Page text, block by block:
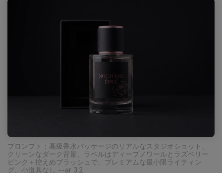
プロンプト：高級香水パッケージのリアルなスタジオショット、
クリーンなダーク背景、ラベルはディープノワールとラズベリー
ピンク＋控えめブラッシュで、プレミアムな最小限ライティン
グ、小道具なし --ar 3:2